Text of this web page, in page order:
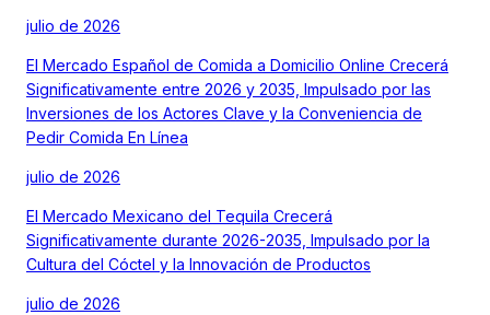
julio de 2026
El Mercado Español de Comida a Domicilio Online Crecerá
Significativamente entre 2026 y 2035, Impulsado por las
Inversiones de los Actores Clave y la Conveniencia de
Pedir Comida En Línea
julio de 2026
El Mercado Mexicano del Tequila Crecerá
Significativamente durante 2026-2035, Impulsado por la
Cultura del Cóctel y la Innovación de Productos
julio de 2026